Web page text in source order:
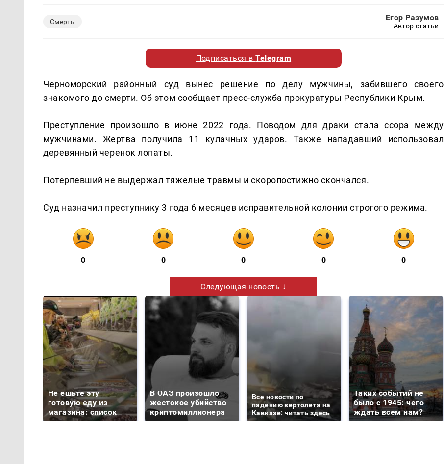
Смерть Егор Разумов
Автор статьи
Подписаться вTelegram
Черноморский районный суд вынес решение по делу мужчины, забившего своего
знакомого до смерти. Об этом сообщает пресс-служба прокуратуры Республики Крым.
Преступление произошло в июне 2022 года. Поводом для драки стала ссора между
мужчинами. Жертва получила 11 кулачных ударов. Также нападавший использовал
деревянный черенок лопаты.
Потерпевший не выдержал тяжелые травмы и скоропостижно скончался.
Суд назначил преступнику 3 года 6 месяцев исправительной колонии строгого режима.
0 0 0 0 0
Следующая новость ↓
Не ешьте эту
готовую еду из
магазина: список
В ОАЭ произошло
жестокое убийство
криптомиллионера
Все новости по
падению вертолета на
Кавказе: читать здесь
Таких событий не
было с 1945: чего
ждать всем нам?